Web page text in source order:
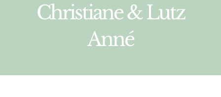
Carelife Kur
Darm-Leber-Entsäuerung
Christiane & Lutz
Anné